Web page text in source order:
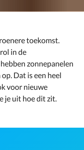
toekomst.
in de
zonnepanelen
Dat is een heel
voor nieuwe
je uit hoe dit zit.